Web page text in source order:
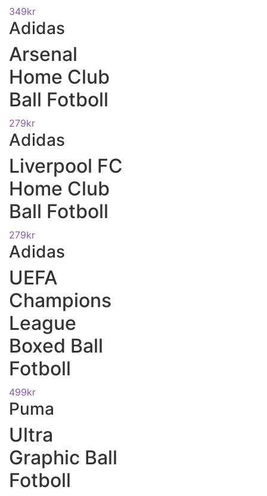
349kr
Adidas
Arsenal
Home Club
Ball Fotboll
279kr
Adidas
Liverpool FC
Home Club
Ball Fotboll
279kr
Adidas
UEFA
Champions
League
Boxed Ball
Fotboll
499kr
Puma
Ultra
Graphic Ball
Fotboll